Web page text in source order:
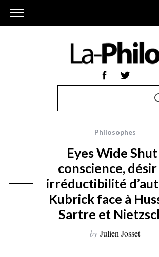
f
o
r
:
Philosophes
Eyes Wide Shut
conscience,
irréductibilité
Kubrick face à
Sartre et
by Julien Josset